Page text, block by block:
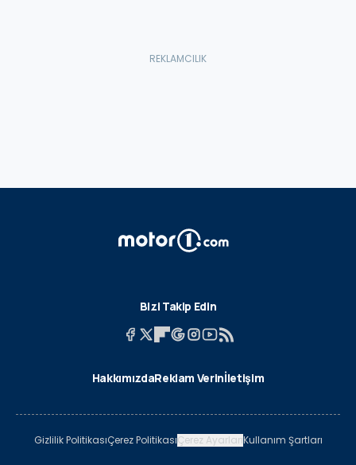
Bizi Takip Edin
HakkımızdaReklam Verinİletişim
Gizlilik PolitikasıÇerez PolitikasıÇerez AyarlarıKullanım Şartları